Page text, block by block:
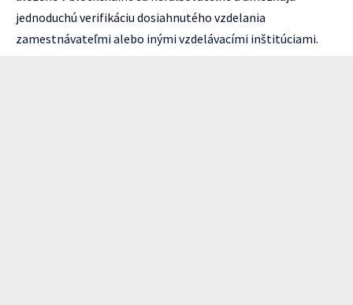
jednoduchú verifikáciu dosiahnutého vzdelania
zamestnávateľmi alebo inými vzdelávacími inštitúciami.